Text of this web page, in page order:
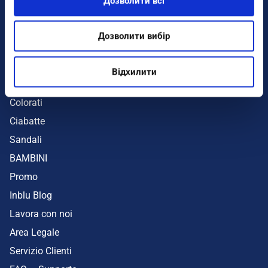
Дозволити вибір
Відхилити
UOMO
Colorati
Ciabatte
Sandali
BAMBINI
Promo
Inblu Blog
Lavora con noi
Area Legale
Servizio Clienti